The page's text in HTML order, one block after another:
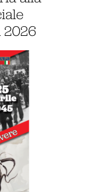
2026